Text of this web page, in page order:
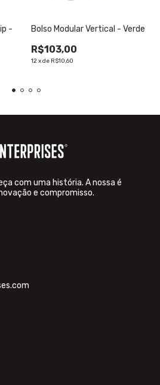
-
Bolso Modular Vertical - Verde
R$103,00
12xde R$10,60
com uma história. A nossa é
e compromisso.